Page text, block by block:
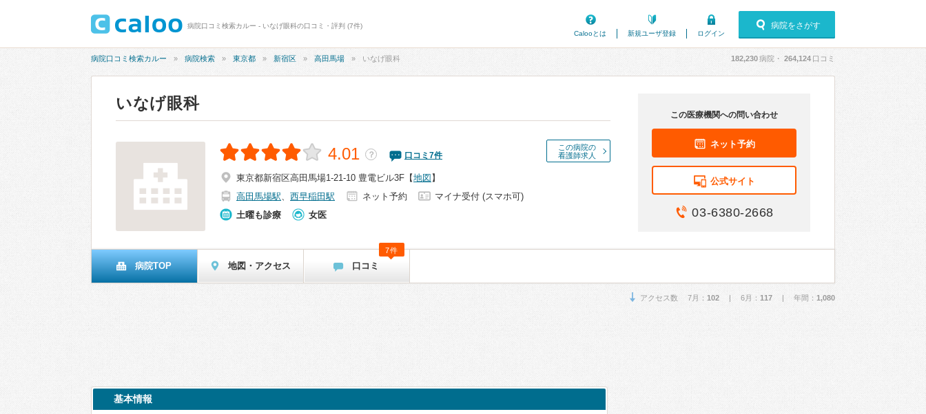
病院口コミ検索カルー - いなげ眼科の口コミ・評判 (7件)
Calooとは
新規ユーザ登録 ログイン
病院をさがす
病院口コミ検索カルー 病院検索 東京都 新宿区 高田馬場 いなげ眼科 182,230病院・ 264,124 口コミ
いなげ眼科
この病院の
看護師求人
4.01 ？ 口コミ 7件
東京都新宿区高田馬場1-21-10 豊電ビル3F 【地図 】
高田馬場駅、 西早稲田駅 ネット予約
マイナ受付 (スマホ可)
土曜も診療
女医
この医療機関への問い合わせ
ネット予約
公式サイト
03-6380-2668
病院TOP 地図・アクセス 口コミ
7件
アクセス数 7月： 102 | 6月： 117 | 年間： 1,080
基本情報